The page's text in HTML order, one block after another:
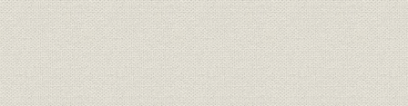
製品 洋紙製品
製品 白板紙製品